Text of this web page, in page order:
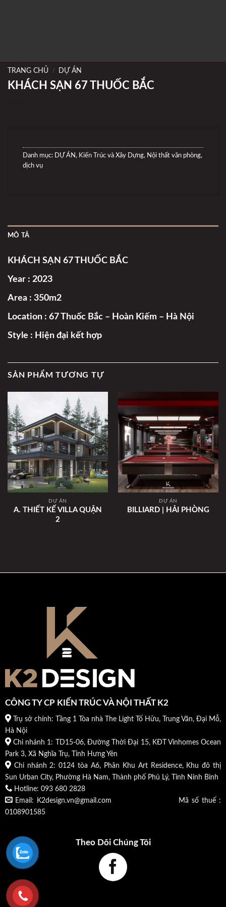
TRANG CHỦ / DỰ ÁN
KHÁCH SẠN 67 THUỐC BẮC
Danh mục: DỰ ÁN, Kiến Trúc và Xây Dựng, Nội thất văn phòng,
dịch vụ
MÔ TẢ
KHÁCH SẠN 67 THUỐC BẮC
Year : 2023
Area : 350m2
Location : 67 Thuốc Bắc – Hoàn Kiếm – Hà Nội
Style : Hiện đại kết hợp
SẢN PHẨM TƯƠNG TỰ
DỰ ÁN
A. THIẾT KẾ VILLA QUẬN
2
DỰ ÁN
BILLIARD | HẢI PHÒNG
CÔNG TY CP KIẾN TRÚC VÀ NỘI THẤT K2
Trụ sở chính: Tầng 1 Tòa nhà The Light Tố Hữu, Trung Văn, Đại Mỗ,
Hà Nội
Chi nhánh 1: TD15-06, Đường Thời Đại 15, KĐT Vinhomes Ocean
Park 3, Xã Nghĩa Trụ, Tỉnh Hưng Yên
Chi nhánh 2: 0124 tòa A6, Phân Khu Art Residence, Khu đô thị
Sun Urban City, Phường Hà Nam, Thành phố Phủ Lý, Tỉnh Ninh Bình
Hotline: 093 680 2828
Email: K2design.vn@gmail.com Mã số thuế :
0108901585
Theo Dõi Chúng Tôi